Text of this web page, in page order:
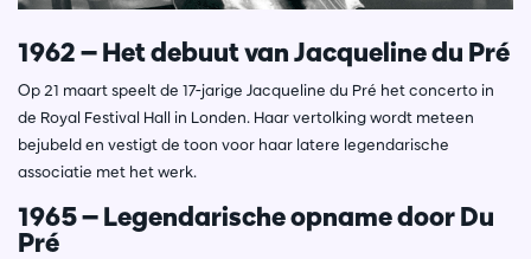
1962 — Het debuut van Jacqueline du Pré
Op 21 maart speelt de 17-jarige Jacqueline du Pré het concerto in
de Royal Festival Hall in Londen. Haar vertolking wordt meteen
bejubeld en vestigt de toon voor haar latere legendarische
associatie met het werk.
1965 — Legendarische opname door Du
Pré